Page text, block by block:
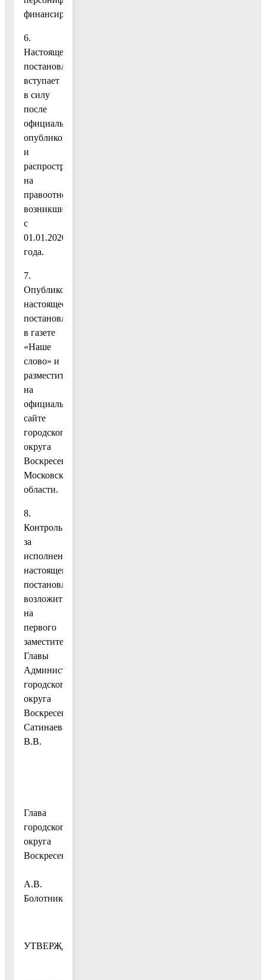
финансирования.
6.
Настоящее
постановление
вступает
в силу
после
официального
опубликования
и
распространяется
на
правоотношения,
возникшие
с
01.01.2020
года.
7.
Опубликовать
настоящее
постановление
в газете
«Наше
слово» и
разместить
на
официальном
сайте
городского
округа
Воскресенск
Московской
области.
8.
Контроль
за
исполнением
настоящего
постановления
возложить
на
первого
заместителя
Главы
Администрации
городского
округа
Воскресенск
Сатинаева
В.В.
Глава
городского
округа
Воскресенск
А.В.
Болотников
УТВЕРЖДЕНЫ